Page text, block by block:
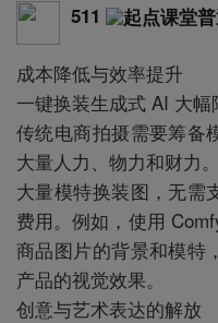
511
成本降低与效率提升
一键换装生成式 AI 大幅
传统电商拍摄需要筹备
大量人力、物力和财力
大量模特换装图，无需
费用。例如，使用
商品图片的背景和模特
产品的视觉效果。
创意与艺术表达的解放